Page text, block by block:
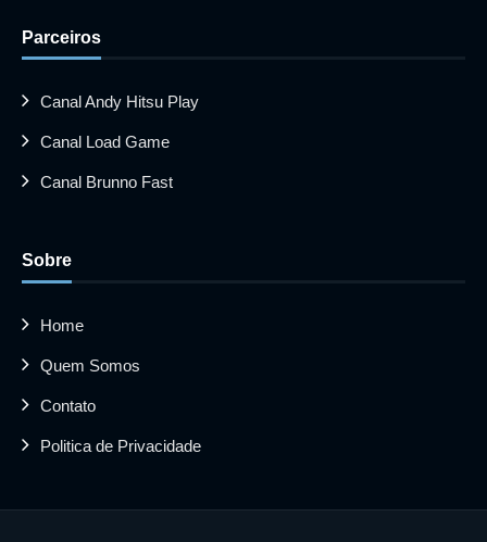
Parceiros
Canal Andy Hitsu Play
Canal Load Game
Canal Brunno Fast
Sobre
Home
Quem Somos
Contato
Politica de Privacidade